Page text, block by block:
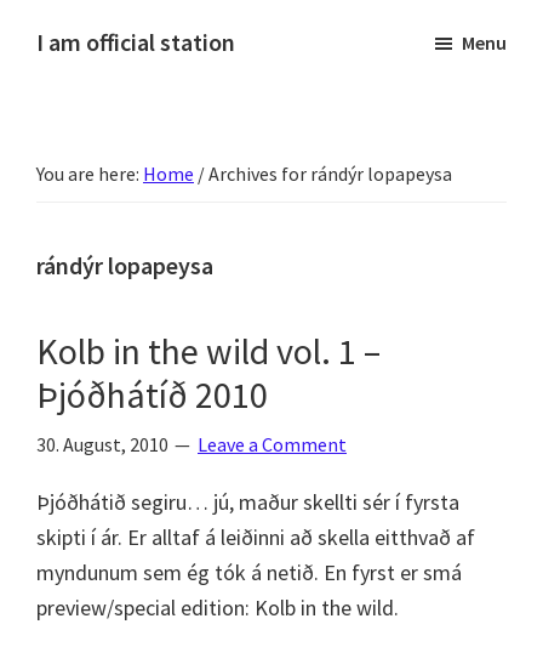
I am official station
fréttir
Hannesi
og
skemmtilegt
:)
Menu
You are here: Home /Archives for rándýr lopapeysa
rándýr lopapeysa
Kolb in the wild vol. 1 –
Þjóðhátíð 2010
30. August, 2010 Leave a Comment
Þjóðhátið segiru… jú, maður skellti sér í fyrsta
skipti í ár. Er alltaf á leiðinni að skella eitthvað af
myndunum sem ég tók á netið. En fyrst er smá
preview/special edition: Kolb in the wild.